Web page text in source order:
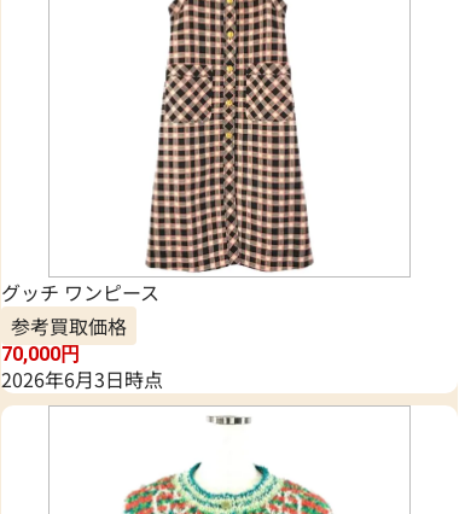
グッチ ワンピース
参考買取価格
70,000円
2026年6月3日時点